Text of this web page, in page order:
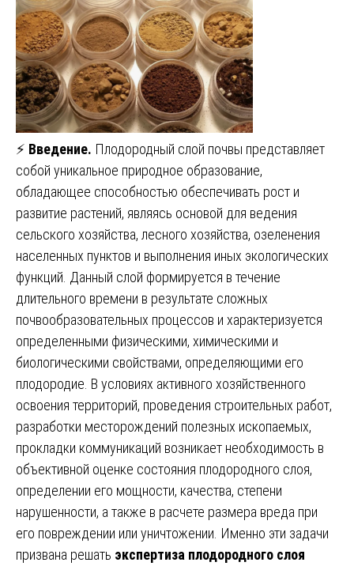
⚡ Введение. Плодородный слой почвы представляет
собой уникальное природное образование,
обладающее способностью обеспечивать рост и
развитие растений, являясь основой для ведения
сельского хозяйства, лесного хозяйства, озеленения
населенных пунктов и выполнения иных экологических
функций. Данный слой формируется в течение
длительного времени в результате сложных
почвообразовательных процессов и характеризуется
определенными физическими, химическими и
биологическими свойствами, определяющими его
плодородие. В условиях активного хозяйственного
освоения территорий, проведения строительных работ,
разработки месторождений полезных ископаемых,
прокладки коммуникаций возникает необходимость в
объективной оценке состояния плодородного слоя,
определении его мощности, качества, степени
нарушенности, а также в расчете размера вреда при
его повреждении или уничтожении. Именно эти задачи
призвана решать экспертиза плодородного слоя